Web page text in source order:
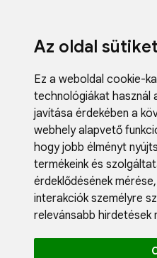
Az oldal
Ez a weboldal cookie-
technológiákat használ
javítása érdekében a
webhely alapvető
hogy jobb élményt
termékeink és
érdeklődésének
interakciók személyre
relevánsabb hirdetések